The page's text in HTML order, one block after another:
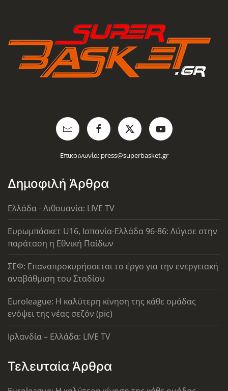
Επικοινωνία: press@superbasket.gr
Δημοφιλή Άρθρα
Ελλάδα - Λιθουανία: LIVE TV
Ευρωμπάσκετ U16, Ισπανία-Ελλάδα 96-86: Λύγισε στην
παράταση η Εθνική Παίδων
ΣΕΦ: Επαναπροκυρήσσεται το έργο για την ενεργειακή
αναβάθμιση του Σταδίου
Euroleague: Η καλύτερη κίνηση της κάθε ομάδας
ενόψει της νέας σεζόν (pic)
Ιρλανδία – Ελλάδα: LIVE TV
Τελευταία Άρθρα